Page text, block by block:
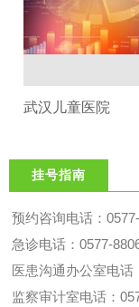
武汉儿童医院
挂号指南
预约咨询电话：
急诊电话：0577-
医患沟通办公室电话
监察审计室电话：